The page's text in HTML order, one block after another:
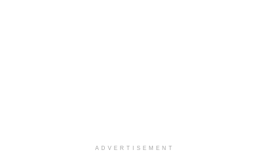
ADVERTISEMENT